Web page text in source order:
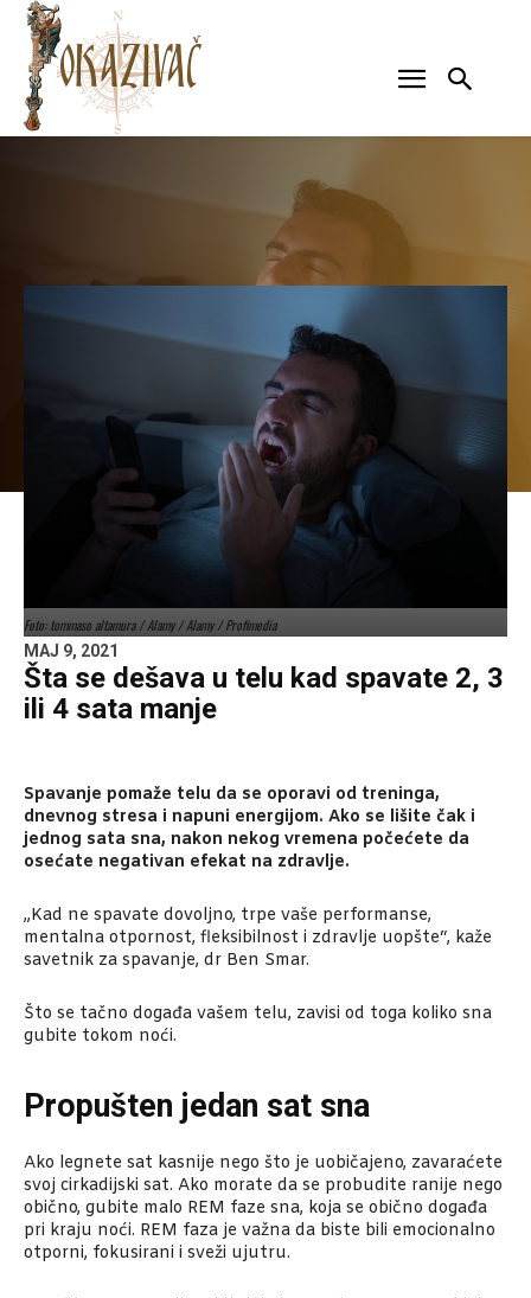
Foto: tommaso altamura / Alamy / Alamy / Profimedia
MAJ 9, 2021
Šta se dešava u telu kad spavate 2, 3
ili 4 sata manje
Spavanje pomaže telu da se oporavi od treninga,
dnevnog stresa i napuni energijom. Ako se lišite čak i
jednog sata sna, nakon nekog vremena počećete da
osećate negativan efekat na zdravlje.
„Kad ne spavate dovoljno, trpe vaše performanse,
mentalna otpornost, fleksibilnost i zdravlje uopšte“, kaže
savetnik za spavanje, dr Ben Smar.
Što se tačno događa vašem telu, zavisi od toga koliko sna
gubite tokom noći.
Propušten jedan sat sna
Ako legnete sat kasnije nego što je uobičajeno, zavaraćete
svoj cirkadijski sat. Ako morate da se probudite ranije nego
obično, gubite malo REM faze sna, koja se obično događa
pri kraju noći. REM faza je važna da biste bili emocionalno
otporni, fokusirani i sveži ujutru.